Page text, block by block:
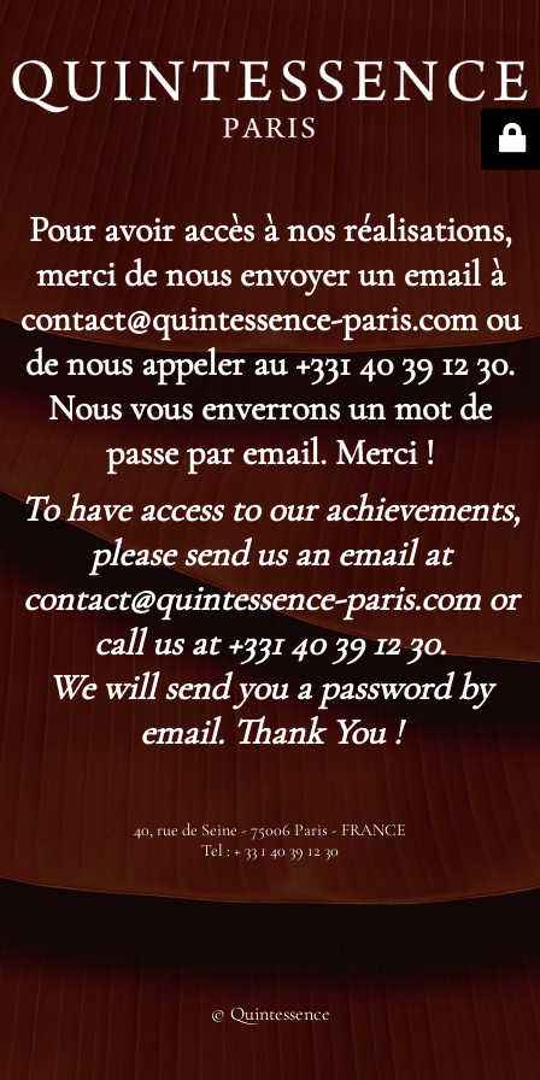
Pour avoir accès à nos réalisations,
merci de nous envoyer un email à
contact@quintessence-paris.com ou
de nous appeler au +331 40 39 12 30.
Nous vous enverrons un mot de
passe par email. Merci !
To have access to our achievements,
please send us an email at
contact@quintessence-paris.com or
call us at +331 40 39 12 30.
We will send you a password by
email. Thank You !
40, rue de Seine - 75006 Paris - FRANCE
Tel : + 33 1 40 39 12 30
© Quintessence